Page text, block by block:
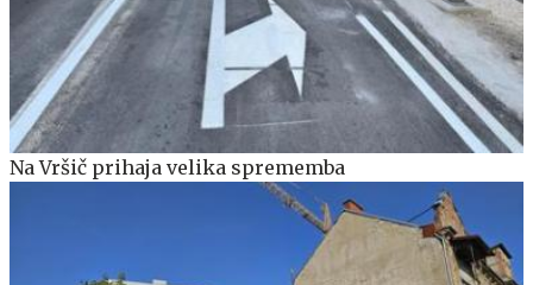
Na Vršič prihaja velika sprememba